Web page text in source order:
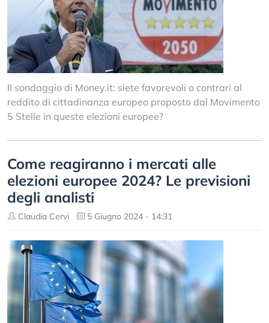
Il sondaggio di Money.it: siete favorevoli o contrari al
reddito di cittadinanza europeo proposto dal Movimento
5 Stelle in queste elezioni europee?
Come reagiranno i mercati alle
elezioni europee 2024? Le previsioni
degli analisti
Claudia Cervi 5 Giugno 2024 - 14:31